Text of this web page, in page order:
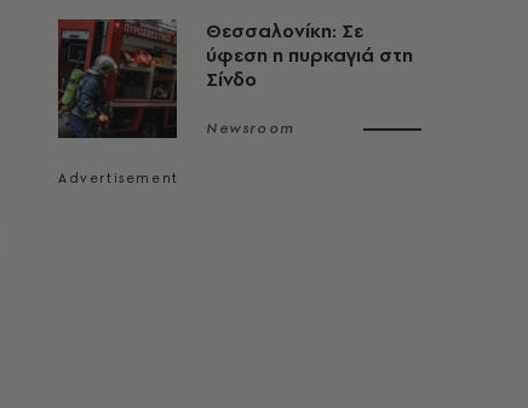
Θεσσαλονίκη: Σε
ύφεση η πυρκαγιά στη
Σίνδο
Newsroom